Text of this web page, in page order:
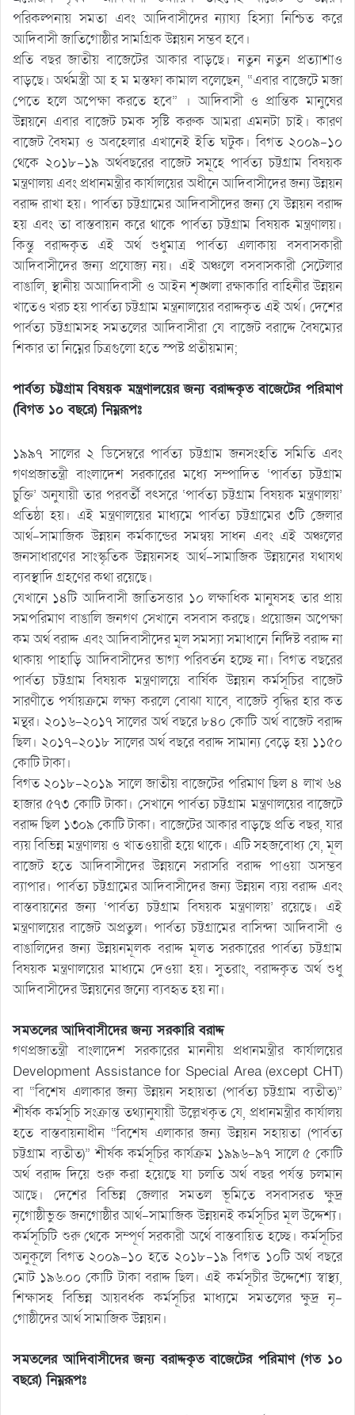
পরিকল্পনায় সমতা এবং আদিবাসীদের ন্যায্য হিস্যা নিশ্চিত করে
আদিবাসী জাতিগোষ্ঠীর সামগ্রিক উন্নয়ন সম্ভব হবে।
প্রতি বছর জাতীয় বাজেটের আকার বাড়ছে। নতুন নতুন প্রত্যাশাও
বাড়ছে। অর্থমস্ত্রী আ হ ম মস্তফা কামাল বলেছেন, “এবার বাজেটে মজা
পেতে হলে অপেক্ষা করতে হবে” । আদিবাসী ও প্রান্তিক মানুষের
উন্নয়নে এবার বাজেট চমক সৃষ্টি করুক আমরা এমনটা চাই। কারণ
বাজেট বৈষম্য ও অবহেলার এখানেই ইতি ঘটুক। বিগত ২০০৯-১০
থেকে ২০১৮-১৯ অর্থবছরের বাজেট সমূহে পার্বত্য চট্টগ্রাম বিষয়ক
মন্ত্রণালয় এবং প্রধানমন্ত্রীর কার্যালয়ের অধীনে আদিবাসীদের জন্য উন্নয়ন
বরাদ্দ রাখা হয়। পার্বত্য চট্টগ্রামের আদিবাসীদের জন্য যে উন্নয়ন বরাদ্দ
হয় এবং তা বাস্তবায়ন করে থাকে পার্বত্য চট্টগ্রাম বিষয়ক মন্ত্রণালয়।
কিন্তু বরাদ্দকৃত এই অর্থ শুধুমাত্র পার্বত্য এলাকায় বসবাসকারী
আদিবাসীদের জন্য প্রযোজ্য নয়। এই অঞ্চলে বসবাসকারী সেটেলার
বাঙালি, স্থানীয় অআাদিবাসী ও আইন শৃঙ্খলা রক্ষাকারি বাহিনীর উন্নয়ন
খাতেও খরচ হয় পার্বত্য চট্টগ্রাম মন্ত্রনালয়ের বরাদ্দকৃত এই অর্থ। দেশের
পার্বত্য চট্টগ্রামসহ সমতলের আদিবাসীরা যে বাজেট বরাদ্দে বৈষম্যের
শিকার তা নিম্নের চিত্রগুলো হতে স্পষ্ট প্রতীয়মান;
পার্বত্য চট্টগ্রাম বিষয়ক মন্ত্রণালয়ের জন্য বরাদ্দকৃত বাজেটের পরিমাণ
(বিগত ১০ বছরে) নিম্নরূপঃ
১৯৯৭ সালের ২ ডিসেম্বরে পার্বত্য চট্টগ্রাম জনসংহতি সমিতি এবং
গণপ্রজাতন্ত্রী বাংলাদেশ সরকারের মধ্যে সম্পাদিত ‘পার্বত্য চট্টগ্রাম
চুক্তি’ অনুযায়ী তার পরবর্তী বৎসরে ‘পার্বত্য চট্টগ্রাম বিষয়ক মন্ত্রণালয়’
প্রতিষ্ঠা হয়। এই মন্ত্রণালয়ের মাধ্যমে পার্বত্য চট্টগ্রামের ৩টি জেলার
আর্থ-সামাজিক উন্নয়ন কর্মকান্ডের সমন্বয় সাধন এবং এই অঞ্চলের
জনসাধারণের সাংস্কৃতিক উন্নয়নসহ আর্থ-সামাজিক উন্নয়নের যথাযথ
ব্যবস্থাদি গ্রহণের কথা রয়েছে।
যেখানে ১৪টি আদিবাসী জাতিসত্তার ১০ লক্ষাধিক মানুষসহ তার প্রায়
সমপরিমাণ বাঙালি জনগণ সেখানে বসবাস করছে। প্রয়োজন অপেক্ষা
কম অর্থ বরাদ্দ এবং আদিবাসীদের মূল সমস্যা সমাধানে নির্দিষ্ট বরাদ্দ না
থাকায় পাহাড়ি আদিবাসীদের ভাগ্য পরিবর্তন হচ্ছে না। বিগত বছরের
পার্বত্য চট্টগ্রাম বিষয়ক মন্ত্রণালয়ে বার্ষিক উন্নয়ন কর্মসূচির বাজেট
সারণীতে পর্যায়ক্রমে লক্ষ্য করলে বোঝা যাবে, বাজেট বৃদ্ধির হার কত
মন্থর। ২০১৬-২০১৭ সালের অর্থ বছরে ৮৪০ কোটি অর্থ বাজেট বরাদ্দ
ছিল। ২০১৭-২০১৮ সালের অর্থ বছরে বরাদ্দ সামান্য বেড়ে হয় ১১৫০
কোটি টাকা।
বিগত ২০১৮-২০১৯ সালে জাতীয় বাজেটের পরিমাণ ছিল ৪ লাখ ৬৪
হাজার ৫৭৩ কোটি টাকা। সেখানে পার্বত্য চট্টগ্রাম মন্ত্রণালয়ের বাজেটে
বরাদ্দ ছিল ১৩০৯ কোটি টাকা। বাজেটের আকার বাড়ছে প্রতি বছর, যার
ব্যয় বিভিন্ন মন্ত্রণালয় ও খাতওয়ারী হয়ে থাকে। এটি সহজবোধ্য যে, মূল
বাজেট হতে আদিবাসীদের উন্নয়নে সরাসরি বরাদ্দ পাওয়া অসম্ভব
ব্যাপার। পার্বত্য চট্টগ্রামের আদিবাসীদের জন্য উন্নয়ন ব্যয় বরাদ্দ এবং
বাস্তবায়নের জন্য ‘পার্বত্য চট্টগ্রাম বিষয়ক মন্ত্রণালয়’ রয়েছে। এই
মন্ত্রণালয়ের বাজেট অপ্রতুল। পার্বত্য চট্টগ্রামের বাসিন্দা আদিবাসী ও
বাঙালিদের জন্য উন্নয়নমূলক বরাদ্দ মূলত সরকারের পার্বত্য চট্টগ্রাম
বিষয়ক মন্ত্রণালয়ের মাধ্যমে দেওয়া হয়। সুতরাং, বরাদ্দকৃত অর্থ শুধু
আদিবাসীদের উন্নয়নের জন্যে ব্যবহৃত হয় না।
সমতলের আদিবাসীদের জন্য সরকারি বরাদ্দ
গণপ্রজাতন্ত্রী বাংলাদেশ সরকারের মাননীয় প্রধানমন্ত্রীর কার্যালয়ের
Development Assistance for Special Area (except CHT)
বা “বিশেষ এলাকার জন্য উন্নয়ন সহায়তা (পার্বত্য চট্টগ্রাম ব্যতীত)”
শীর্ষক কর্মসূচি সংক্রান্ত তথ্যানুযায়ী উল্লেখকৃত যে, প্রধানমন্ত্রীর কার্যালয়
হতে বাস্তবায়নাধীন “বিশেষ এলাকার জন্য উন্নয়ন সহায়তা (পার্বত্য
চট্টগ্রাম ব্যতীত)” শীর্ষক কর্মসূচির কার্যক্রম ১৯৯৬-৯৭ সালে ৫ কোটি
অর্থ বরাদ্দ দিয়ে শুরু করা হয়েছে যা চলতি অর্থ বছর পর্যন্ত চলমান
আছে। দেশের বিভিন্ন জেলার সমতল ভূমিতে বসবাসরত ক্ষুদ্র
নৃগোষ্ঠীভুক্ত জনগোষ্ঠীর আর্থ-সামাজিক উন্নয়নই কর্মসূচির মূল উদ্দেশ্য।
কর্মসূচিটি শুরু থেকে সম্পূর্ণ সরকারী অর্থে বাস্তবায়িত হচ্ছে। কর্মসূচির
অনুকূলে বিগত ২০০৯-১০ হতে ২০১৮-১৯ বিগত ১০টি অর্থ বছরে
মোট ১৯৬.০০ কোটি টাকা বরাদ্দ ছিল। এই কর্মসূচীর উদ্দেশ্যে স্বাস্থ্য,
শিক্ষাসহ বিভিন্ন আয়বর্ধক কর্মসূচির মাধ্যমে সমতলের ক্ষুদ্র নৃ-
গোষ্ঠীদের আর্থ সামাজিক উন্নয়ন।
সমতলের আদিবাসীদের জন্য বরাদ্দকৃত বাজেটের পরিমাণ (গত ১০
বছরে) নিম্নরূপঃ